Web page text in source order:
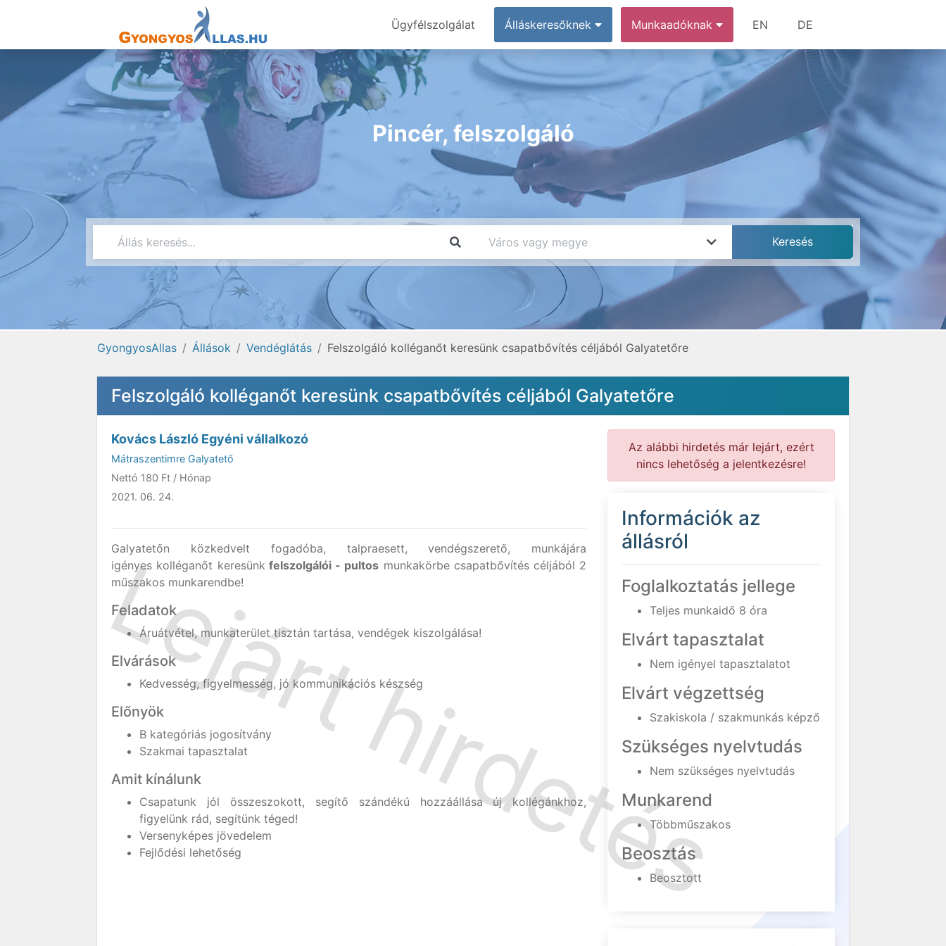
Ügyfélszolgálat Álláskeresőknek Munkaadóknak EN DE
Pincér, felszolgáló
GyongyosAllas Állások Vendéglátás Felszolgáló kolléganőt keresünk csapatbővítés céljából Galyatetőre
Felszolgáló kolléganőt keresünk csapatbővítés céljából Galyatetőre
Kovács László Egyéni vállalkozó
Mátraszentimre Galyatető
Nettó 180 Ft / Hónap
2021. 06. 24.
Galyatetőn közkedvelt fogadóba, talpraesett, vendégszerető, munkájára
igényes kolléganőt keresünk felszolgálói - pultos munkakörbe csapatbővítés céljából 2
műszakos munkarendbe!
Feladatok
Áruátvétel, munkaterület tisztán tartása, vendégek kiszolgálása!
Elvárások
Kedvesség, figyelmesség, jó kommunikációs készség
Előnyök
B kategóriás jogosítvány
Szakmai tapasztalat
Amit kínálunk
Csapatunk jól összeszokott, segítő szándékú hozzáállása új kollégánkhoz,
figyelünk rád, segítünk téged!
Versenyképes jövedelem
Fejlődési lehetőség
Az alábbi hirdetés már lejárt, ezért
nincs lehetőség a jelentkezésre!
Információk az
állásról
Foglalkoztatás jellege
Teljes munkaidő 8 óra
Elvárt tapasztalat
Nem igényel tapasztalatot
Elvárt végzettség
Szakiskola / szakmunkás képző
Szükséges nyelvtudás
Nem szükséges nyelvtudás
Munkarend
Többműszakos
Beosztás
Beosztott